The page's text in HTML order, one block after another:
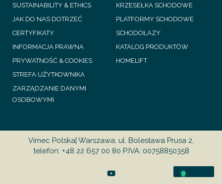
SUSTAINABILITY & ETHICS
JAK DO NAS DOTRZEĆ
CERTYFIKATY
INFORMACJA PRAWNA
PRYWATNOŚĆ & COOKIES
STREFA UŻYTKOWNIKA
ZARZĄDZANIE DANYMI
OSOBOWYMI
KRZESEŁKA SCHODOWE
PLATFORMY SCHODOWE
SCHODOŁAZY
KATALOG PRODUKTÓW
HOMELIFT
Vimec Polska| Warszawa, ul. Bolesława Prusa 2,
telefon: +48 22 657 00 80 P.IVA: 00758850358
Y